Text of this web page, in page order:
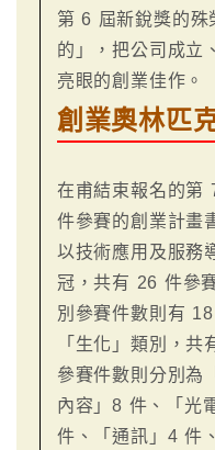
第 6 屆新銳獎的殊
的」，把公司成立
亮眼的創業佳作。
創業奧林匹
在甫結束報名的第
件參賽的創業計畫
以技術應用及服務
冠，共有 26 件參
別參賽件數則有
「生化」類別，
參賽件數則分別為
內容」8 件、「光
件、「通訊」4 件